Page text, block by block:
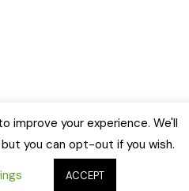
improve your experience. We'll
you can opt-out if you wish.
ACCEPT